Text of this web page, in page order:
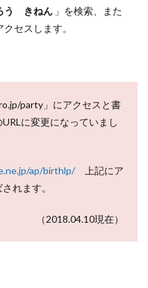
う きねん 」を検索、また
クセスします。
party」にアクセスと書
に変更になっていまし
ap/birthlp/上記にア
れます。
（2018.04.10現在）